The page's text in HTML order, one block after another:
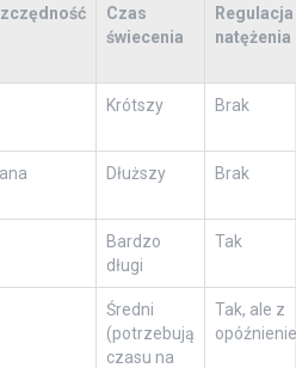
Czas
świecenia
Regulacja
natężenia
Krótszy Brak
Dłuższy Brak
Bardzo
długi
Tak
Średni
(potrzebują
czasu na
Tak, ale z